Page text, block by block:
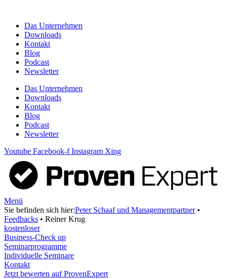
springenDas Unternehmen
Downloads
Kontakt
Blog
Podcast
Newsletter
Das Unternehmen
Downloads
Kontakt
Blog
Podcast
Newsletter
Youtube Facebook-f Instagram Xing
Menü
Sie befinden sich hier:Peter Schaaf und Managementpartner•
Feedbacks • Reiner Krug
kostenloser
Business-Check up
Seminarprogramme
Individuelle Seminare
Kontakt
Jetzt bewerten auf ProvenExpert